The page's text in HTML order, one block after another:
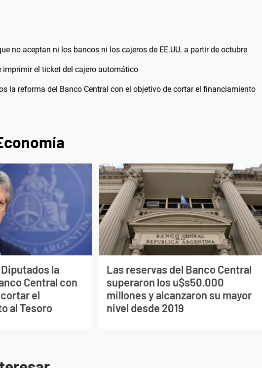
no aceptan ni los bancos ni los cajeros de EE.UU. a partir de octubre
imprimir el ticket del cajero automático
la reforma del Banco Central con el objetivo de cortar el financiamiento
la
Central con
el
al Tesoro
Las reservas del Banco Central
superaron los u$s50.000
millones y alcanzaron su mayor
nivel desde 2019